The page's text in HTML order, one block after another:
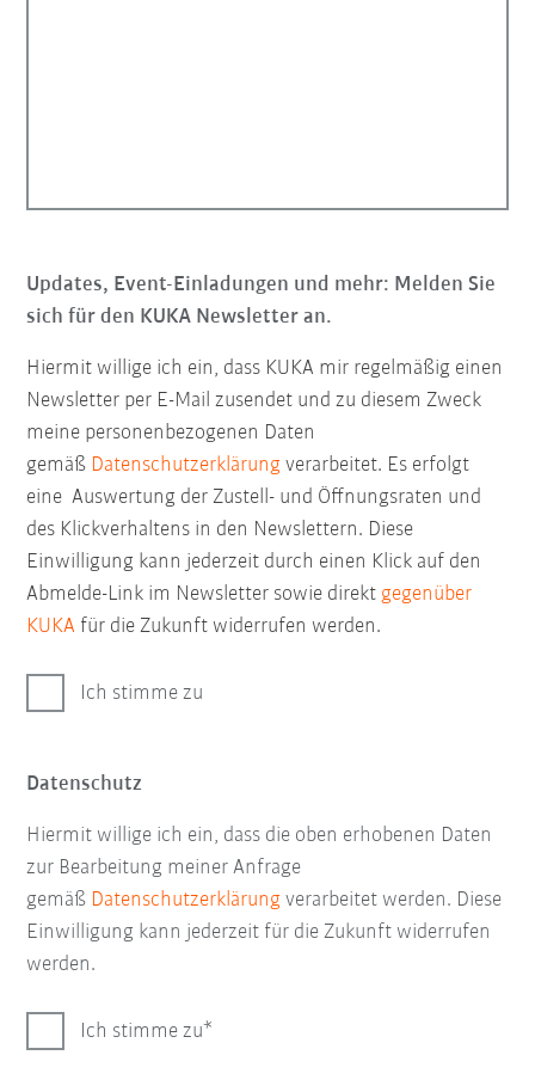
Updates, Event-Einladungen und mehr: Melden Sie
sich für den KUKA Newsletter an.
Hiermit willige ich ein, dass KUKA mir regelmäßig einen
Newsletter per E-Mail zusendet und zu diesem Zweck
meine personenbezogenen Daten
gemäß Datenschutzerklärung verarbeitet. Es erfolgt
eine Auswertung der Zustell- und Öffnungsraten und
des Klickverhaltens in den Newslettern. Diese
Einwilligung kann jederzeit durch einen Klick auf den
Abmelde-Link im Newsletter sowie direktgegenüber
KUKA für die Zukunft widerrufen werden.
Ich stimme zu
Datenschutz
Hiermit willige ich ein, dass die oben erhobenen Daten
zur Bearbeitung meiner Anfrage
gemäß Datenschutzerklärung verarbeitet werden. Diese
Einwilligung kann jederzeit für die Zukunft widerrufen
werden.
Ich stimme zu